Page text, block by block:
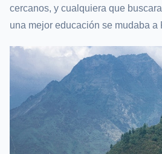
cercanos, y cualquiera que
una mejor educación se mudaba a